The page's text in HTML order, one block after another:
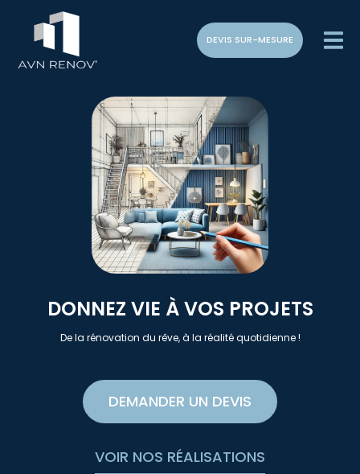
DEVIS SUR-MESURE
DONNEZ VIE À VOS PROJETS
De la rénovation du rêve, à la réalité quotidienne !
DEMANDER UN DEVIS
VOIR NOS RÉALISATIONS